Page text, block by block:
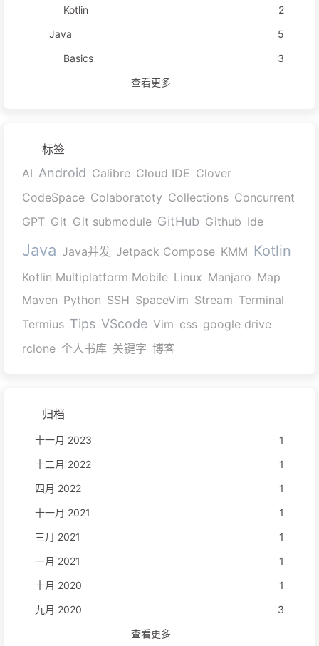
Kotlin
2
Java
5
Basics
3
查看更多
标签
AI Android Calibre Cloud IDE Clover
CodeSpace Colaboratoty Collections Concurrent
GPT Git Git submodule GitHub Github Ide
Java Java并发 Jetpack Compose KMM Kotlin
Kotlin Multiplatform Mobile Linux Manjaro Map
Maven Python SSH SpaceVim Stream Terminal
Termius Tips VScode Vim css google drive
rclone 个人书库 关键字 博客
归档
十一月 2023
1
十二月 2022
1
四月 2022
1
十一月 2021
1
三月 2021
1
一月 2021
1
十月 2020
1
九月 2020
3
查看更多